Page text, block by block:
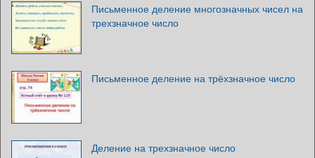
Письменное деление многозначных чисел на
трехзначное число
Письменное деление на трёхзначное число
Деление на трехзначное число